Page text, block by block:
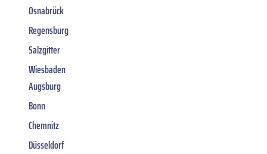
Osnabrück
Regensburg
Salzgitter
Wiesbaden
Augsburg
Bonn
Chemnitz
Düsseldorf